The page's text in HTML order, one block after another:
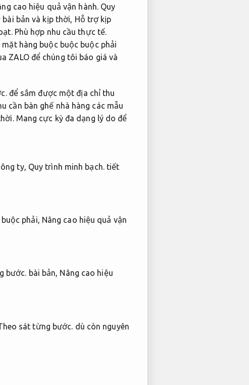
cao hiệu quả vận hành.Quy
bản và kịp thời, Hỗ trợ kịp
Phù hợp nhu cầu thực tế.
mặt hàng buộc buộc buộc phải
ZALO để chúng tôi báo giá và
để sắm được một địa chỉ thu
cần bàn ghế nhà hàng các mẫu
Mang cực kỳ đa dạng lý do để
ty, Quy trình minh bạch.tiết
phải, Nâng cao hiệu quả vận
bước. bài bản, Nâng cao hiệu
sát từng bước. dù còn nguyên